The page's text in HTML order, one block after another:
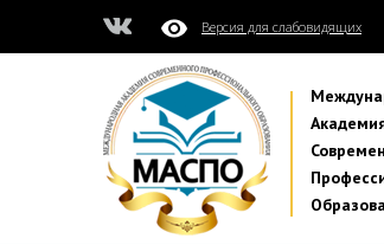
Версия для слабовидящих